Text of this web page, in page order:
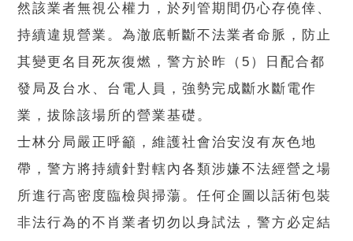
然該業者無視公權力，於列管期間仍心存僥倖、
持續違規營業。為澈底斬斷不法業者命脈，防止
其變更名目死灰復燃，警方於昨（5）日配合都
發局及台水、台電人員，強勢完成斷水斷電作
業，拔除該場所的營業基礎。
士林分局嚴正呼籲，維護社會治安沒有灰色地
帶，警方將持續針對轄內各類涉嫌不法經營之場
所進行高密度臨檢與掃蕩。任何企圖以話術包裝
非法行為的不肖業者切勿以身試法，警方必定結